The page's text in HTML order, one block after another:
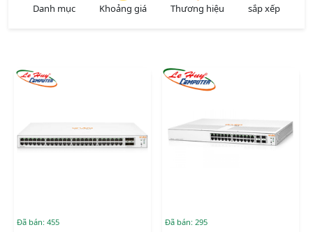
Danh mục
Khoảng giá
Thương hiệu
sắp xếp
Đã bán: 455 Đã bán: 295